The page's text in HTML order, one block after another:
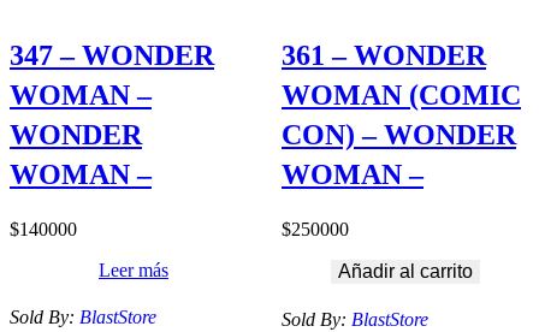
347 – WONDER
WOMAN –
WONDER
WOMAN –
$140000
Leer más
Sold By: BlastStore
361 – WONDER
WOMAN (COMIC
CON) – WONDER
WOMAN –
$250000
Añadir al carrito
Sold By: BlastStore